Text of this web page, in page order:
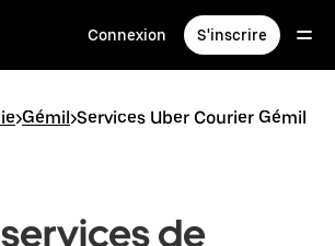
Connexion S'inscrire
>Gémil>Services Uber Courier Gémil
de